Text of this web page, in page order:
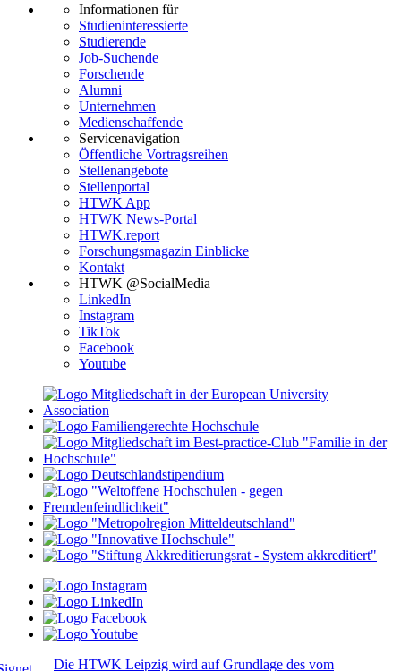
Informationen für
Studieninteressierte
Studierende
Job-Suchende
Forschende
Alumni
Unternehmen
Medienschaffende
Servicenavigation
Öffentliche Vortragsreihen
Stellenangebote
Stellenportal
HTWK App
HTWK News-Portal
HTWK.report
Forschungsmagazin Einblicke
Kontakt
HTWK @SocialMedia
LinkedIn
Instagram
TikTok
Facebook
Youtube
Die HTWK Leipzig wird auf Grundlage des vom